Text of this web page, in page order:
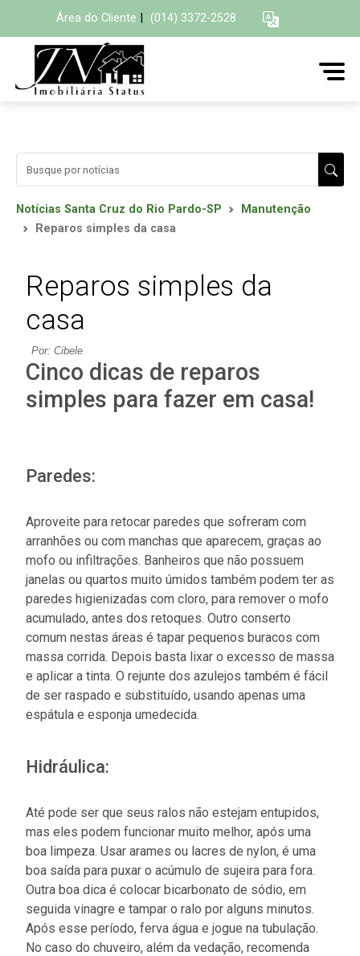
Área do Cliente (014) 3372-2528
Notícias Santa Cruz do Rio Pardo-SP
Manutenção
Reparos simples da casa
Reparos simples da
casa
Por: Cibele
Cinco dicas de reparos
simples para fazer em casa!
Paredes:
Aproveite para retocar paredes que sofreram com
arranhões ou com manchas que aparecem, graças ao
mofo ou infiltrações. Banheiros que não possuem
janelas ou quartos muito úmidos também podem ter as
paredes higienizadas com cloro, para remover o mofo
acumulado, antes dos retoques. Outro conserto
comum nestas áreas é tapar pequenos buracos com
massa corrida. Depois basta lixar o excesso de massa
e aplicar a tinta. O rejunte dos azulejos também é fácil
de ser raspado e substituído, usando apenas uma
espátula e esponja umedecida.
Hidráulica:
Até pode ser que seus ralos não estejam entupidos,
mas eles podem funcionar muito melhor, após uma
boa limpeza. Usar arames ou lacres de nylon, é uma
boa saída para puxar o acúmulo de sujeira para fora.
Outra boa dica é colocar bicarbonato de sódio, em
seguida vinagre e tampar o ralo por alguns minutos.
Após esse período, ferva água e jogue na tubulação.
No caso do chuveiro, além da vedação, recomenda